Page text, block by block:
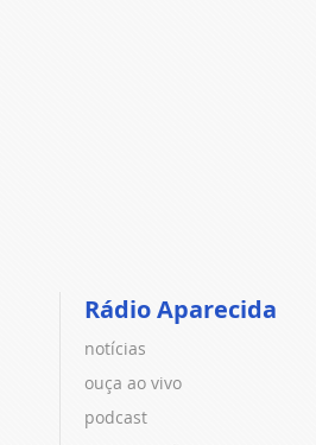
Rádio Aparecida
notícias
ouça ao vivo
podcast